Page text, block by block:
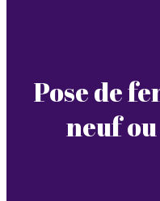
Pose de
neuf